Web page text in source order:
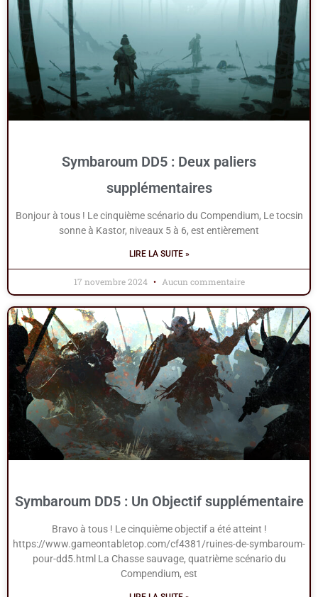
Symbaroum DD5 : Deux paliers
supplémentaires
Bonjour à tous ! Le cinquième scénario du Compendium, Le tocsin
sonne à Kastor, niveaux 5 à 6, est entièrement
LIRE LA SUITE »
17 novembre 2024 Aucun commentaire
Symbaroum DD5 : Un Objectif supplémentaire
Bravo à tous ! Le cinquième objectif a été atteint !
https://www.gameontabletop.com/cf4381/ruines-de-symbaroum-
pour-dd5.html La Chasse sauvage, quatrième scénario du
Compendium, est